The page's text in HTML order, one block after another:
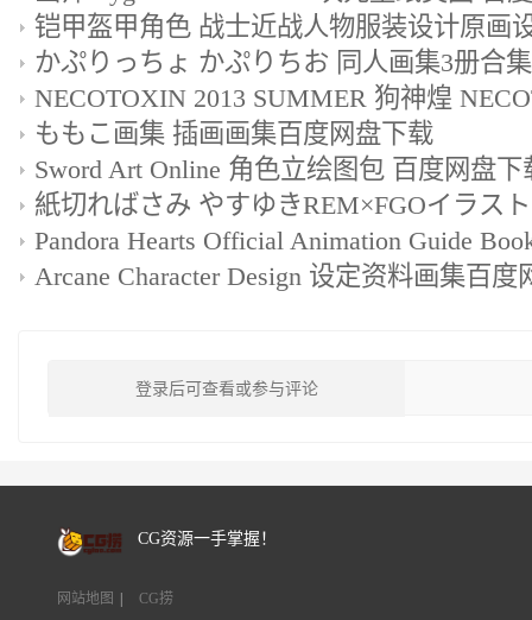
铠甲盔甲角色 战士近战人物服装设计原画
ももこ画集 插画画集百度网盘下载
Sword Art Online 角色立绘图包 百度网盘下
Arcane Character Design 设定资料画集百度
登录后可查看或参与评论
CG资源一手掌握！
网站地图 CG捞